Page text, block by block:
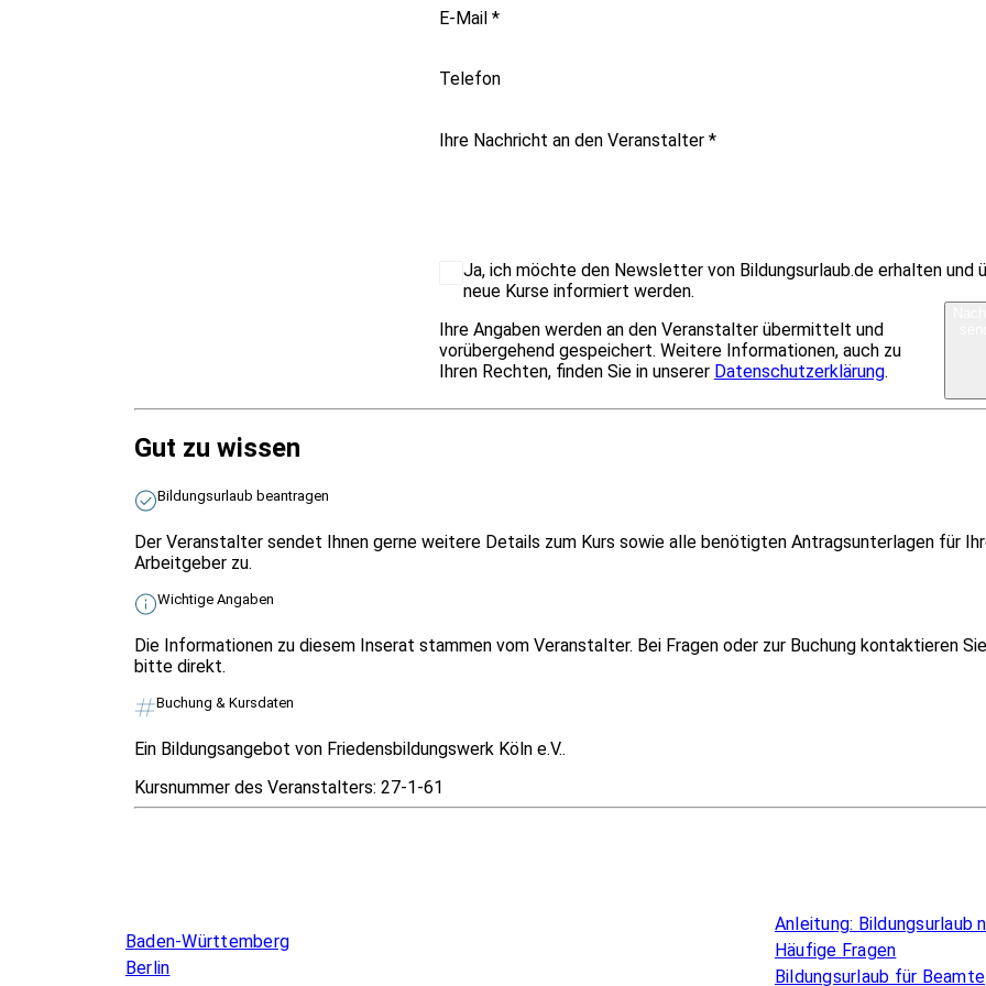
E-Mail *
Telefon
Ihre Nachricht an den Veranstalter *
Ja, ich möchte den Newsletter von Bildungsurlaub.de erhalten und
neue Kurse informiert werden.
Ihre Angaben werden an den Veranstalter übermittelt und
vorübergehend gespeichert. Weitere Informationen, auch zu
Ihren Rechten, finden Sie in unserer Datenschutzerklärung.
Gut zu wissen
Bildungsurlaub beantragen
Der Veranstalter sendet Ihnen gerne weitere Details zum Kurs sowie alle benötigten Antragsunterlagen für
Arbeitgeber zu.
Wichtige Angaben
Die Informationen zu diesem Inserat stammen vom Veranstalter. Bei Fragen oder zur Buchung kontaktieren
bitte direkt.
Buchung & Kursdaten
Ein Bildungsangebot von Friedensbildungswerk Köln e.V..
Kursnummer des Veranstalters: 27-1-61
Baden-Württemberg
Berlin
Anleitung: Bildungsurlaub
Häufige Fragen
Bildungsurlaub für Beamte